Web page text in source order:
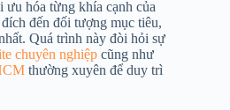
ưu hóa từng khía cạnh của
đến đối tượng mục tiêu,
Quá trình này đòi hỏi sự
chuyên nghiệp cũng như
thường xuyên để duy trì